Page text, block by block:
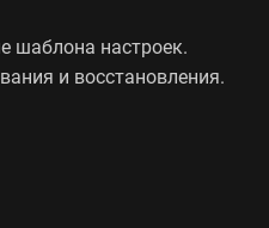
шаблона настроек.
и восстановления.